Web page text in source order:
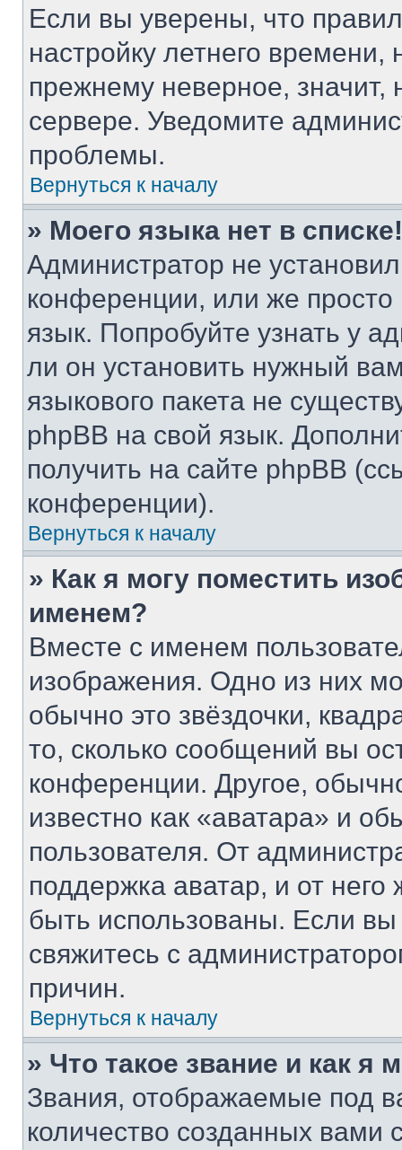
Если вы уверены, что
настройку летнего
прежнему неверное, значит,
сервере. Уведомите
проблемы.
Вернуться к началу
» Моего языка нет в списке!
Администратор не
конференции, или же
язык. Попробуйте узнать у
ли он установить нужный
языкового пакета не
phpBB на свой язык.
получить на сайте phpBB
конференции).
Вернуться к началу
» Как я могу поместить
именем?
Вместе с именем
изображения. Одно из них
обычно это звёздочки,
то, сколько сообщений вы
конференции. Другое,
известно как «аватара» и
пользователя. От
поддержка аватар, и от него
быть использованы. Если
свяжитесь с
причин.
Вернуться к началу
» Что такое звание и как я
Звания, отображаемые под
количество созданных